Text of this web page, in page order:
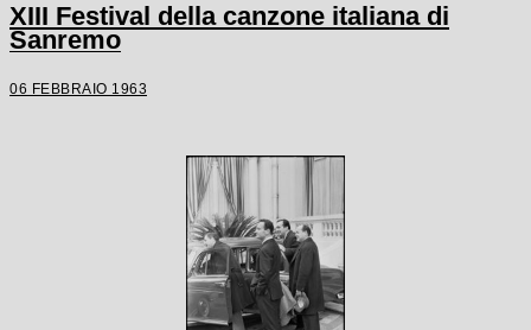
XIII Festival della canzone italiana di
Sanremo
06 FEBBRAIO 1963